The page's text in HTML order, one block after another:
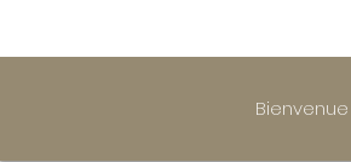
Bienvenue